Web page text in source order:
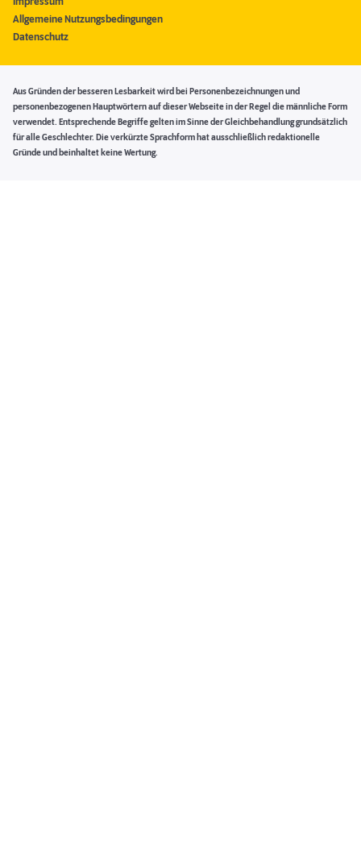
Allgemeine Nutzungsbedingungen
Datenschutz
Aus Gründen der besseren Lesbarkeit wird bei Personenbezeichnungen und
personenbezogenen Hauptwörtern auf dieser Webseite in der Regel die männliche Form
verwendet. Entsprechende Begriffe gelten im Sinne der Gleichbehandlung grundsätzlich
für alle Geschlechter. Die verkürzte Sprachform hat ausschließlich redaktionelle
Gründe und beinhaltet keine Wertung.